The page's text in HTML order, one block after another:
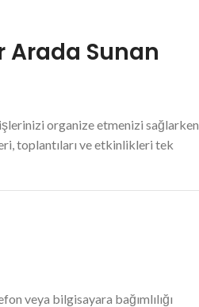
Arada Sunan
işlerinizi organize etmenizi sağlarken,
toplantıları ve etkinlikleri tek
veya bilgisayara bağımlılığı